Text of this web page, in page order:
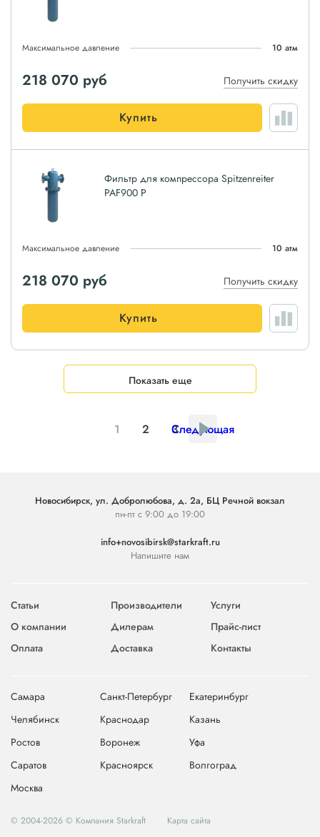
Максимальное давление 10 атм
218 070 руб Получить скидку
Купить
Фильтр для компрессора Spitzenreiter
PAF900 P
Максимальное давление 10 атм
218 070 руб Получить скидку
Купить
Показать еще
1 2 3
Следующая
Новосибирск, ул. Добролюбова, д. 2а, БЦ Речной вокзал
пн-пт с 9:00 до 19:00
info+novosibirsk@starkraft.ru
Напишите нам
Статьи Производители
Услуги
О компании
Дилерам
Прайс-лист
Оплата
Доставка Контакты
Самара Санкт-Петербург
Екатеринбург
Челябинск
Краснодар
Казань
Ростов
Воронеж
Уфа
Саратов
Красноярск
Волгоград
Москва
© 2004-2026 © Компания Starkraft Карта сайта